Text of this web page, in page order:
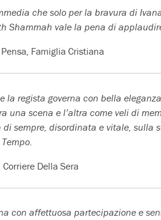
che solo per la bravura di
Shammah vale la pena di
Famiglia Cristiana
la regista governa con bella
una scena e l’altra come veli di
di sempre, disordinata e vitale, sulla
Della Sera
con affettuosa partecipazione e